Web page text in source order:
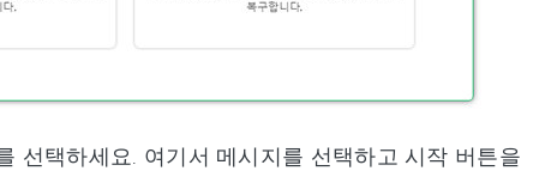
선택하세요. 여기서 메시지를 선택하고 시작 버튼을